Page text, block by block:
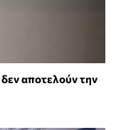
δεν αποτελούν την